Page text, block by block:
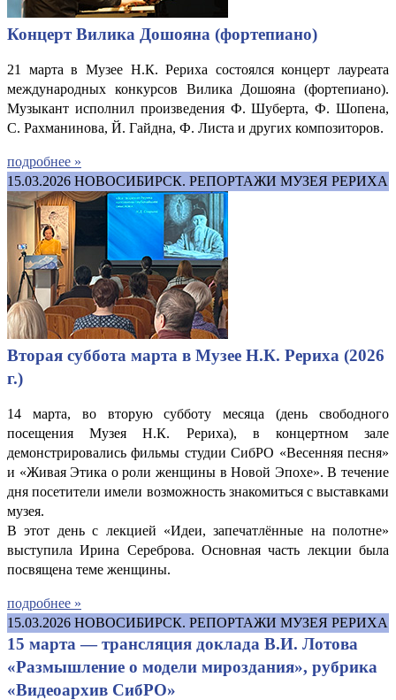
Концерт Вилика Дошояна (фортепиано)
21 марта в Музее Н.К. Рериха состоялся концерт лауреата
международных конкурсов Вилика Дошояна (фортепиано).
Музыкант исполнил произведения Ф. Шуберта, Ф. Шопена,
С. Рахманинова, Й. Гайдна, Ф. Листа и других композиторов.
подробнее »
15.03.2026 НОВОСИБИРСК. РЕПОРТАЖИ МУЗЕЯ РЕРИХА
Вторая суббота марта в Музее Н.К. Рериха (2026
г.)
14 марта, во вторую субботу месяца (день свободного
посещения Музея Н.К. Рериха), в концертном зале
демонстрировались фильмы студии СибРО «Весенняя песня»
и «Живая Этика о роли женщины в Новой Эпохе». В течение
дня посетители имели возможность знакомиться с выставками
музея.
В этот день с лекцией «Идеи, запечатлённые на полотне»
выступила Ирина Сереброва. Основная часть лекции была
посвящена теме женщины.
подробнее »
15.03.2026 НОВОСИБИРСК. РЕПОРТАЖИ МУЗЕЯ РЕРИХА
15 марта — трансляция доклада В.И. Лотова
«Размышление о модели мироздания», рубрика
«Видеоархив СибРО»